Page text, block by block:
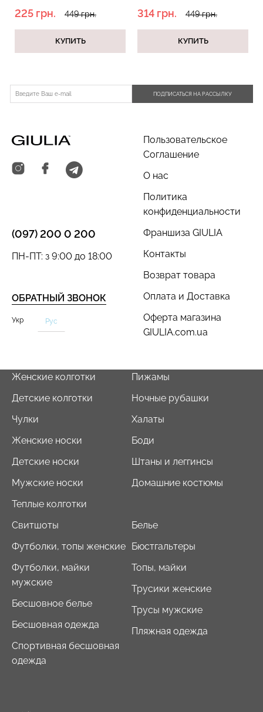
225 грн. 449 грн.
КУПИТЬ
314 грн. 449 грн.
КУПИТЬ
ПОДПИСАТЬСЯ НА РАССЫЛКУ
Пользовательское
Соглашение
О нас
Политика
конфиденциальности
Франшиза GIULIA
Контакты
Возврат товара
Оплата и Доставка
Оферта магазина
GIULIA.com.ua
(097) 200 0 200
ОБРАТНЫЙ ЗВОНОК
ПН-ПТ: з 9:00 до 18:00
Укр Рус
Женские колготки
Детские колготки
Чулки
Женские носки
Детские носки
Мужские носки
Теплые колготки
Пижамы
Ночные рубашки
Халаты
Боди
Штаны и леггинсы
Домашние костюмы
Свитшоты
Футболки, топы женские
Футболки, майки
мужские
Бесшовное белье
Бесшовная одежда
Спортивная бесшовная
одежда
Белье
Бюстгальтеры
Топы, майки
Трусики женские
Трусы мужские
Пляжная одежда